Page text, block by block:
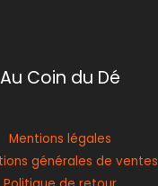
Au Coin du Dé
Mentions légales
générales de ventes